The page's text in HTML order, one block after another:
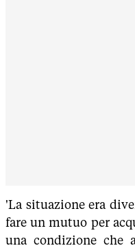
'La situazione era
fare un mutuo per
una condizione che